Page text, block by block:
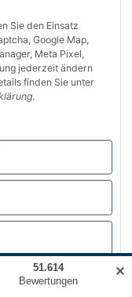
Sie den Einsatz
Google Map,
Meta Pixel,
jederzeit ändern
finden Sie unter
.
✕